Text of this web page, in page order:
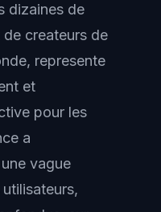
dizaines de
createurs de
represente
et
pour les
a
vague